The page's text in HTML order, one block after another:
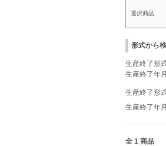
選択商品
形式から
生産終了形
生産終了年
生産終了形
生産終了年
全 1 商品